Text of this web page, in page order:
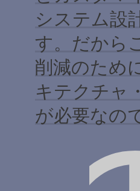
システム設
す。だから
削減のため
キテクチャ
が必要なの